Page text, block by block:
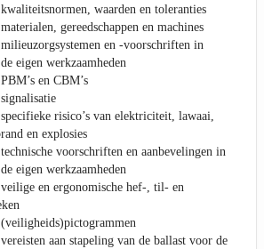
waarden en toleranties
gereedschappen en machines
en -voorschriften in
eigen werkzaamheden
en CBM’s
risico’s van elektriciteit, lawaai,
en explosies
voorschriften en aanbevelingen in
eigen werkzaamheden
en ergonomische hef-, til- en
aan stapeling van de ballast voor de